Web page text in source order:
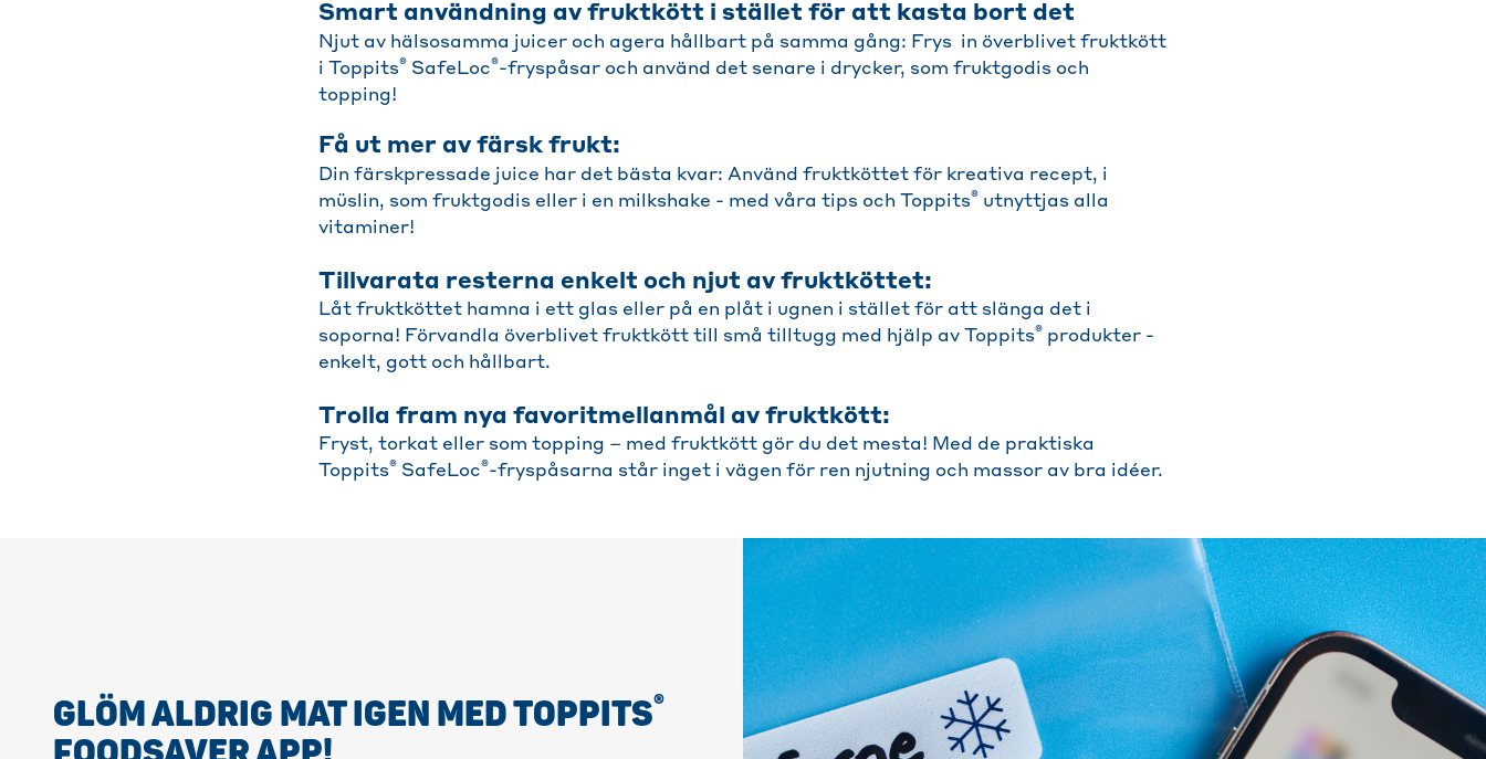
Smart användning av fruktkött i stället för att kasta bort det
Njut av hälsosamma juicer och agera hållbart på samma gång: Frys in överblivet fruktkött
i Toppits® SafeLoc®-fryspåsar och använd det senare i drycker, som fruktgodis och
topping!
Få ut mer av färsk frukt:
Din färskpressade juice har det bästa kvar: Använd fruktköttet för kreativa recept, i
müslin, som fruktgodis eller i en milkshake - med våra tips och Toppits® utnyttjas alla
vitaminer!
Tillvarata resterna enkelt och njut av fruktköttet:
Låt fruktköttet hamna i ett glas eller på en plåt i ugnen i stället för att slänga det i
soporna! Förvandla överblivet fruktkött till små tilltugg med hjälp av Toppits® produkter -
enkelt, gott och hållbart.
Trolla fram nya favoritmellanmål av fruktkött:
Fryst, torkat eller som topping – med fruktkött gör du det mesta! Med de praktiska
Toppits® SafeLoc®-fryspåsarna står inget i vägen för ren njutning och massor av bra idéer.
GLÖM ALDRIG MAT IGEN MED TOPPITS®